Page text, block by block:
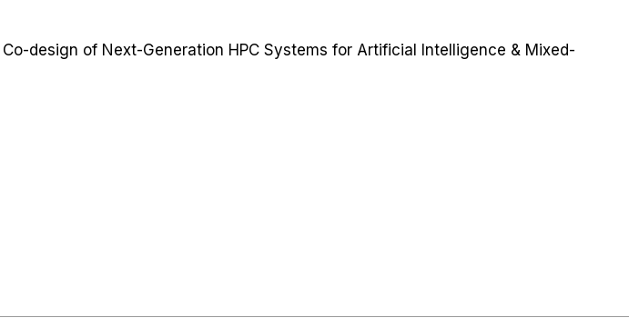
design of Next-Generation HPC Systems for Artificial Intelligence & Mixed-